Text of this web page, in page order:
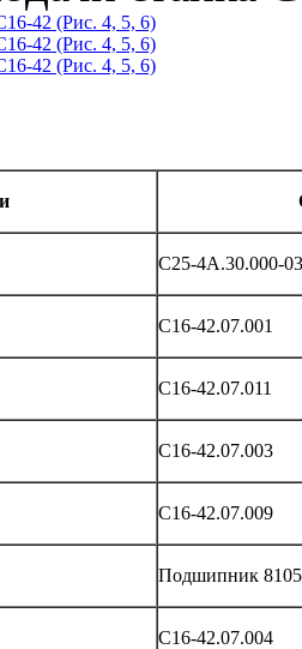
С25-4А.30.000-03
С16-42.07.001
С16-42.07.011
С16-42.07.003
С16-42.07.009
Подшипник
С16-42.07.004